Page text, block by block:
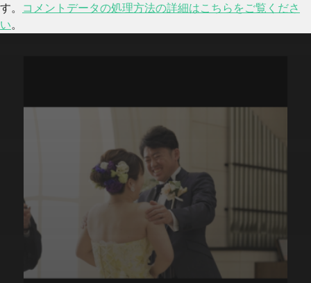
す。
コメントデータの処理方法の詳細はこちらをご覧くださ
い。